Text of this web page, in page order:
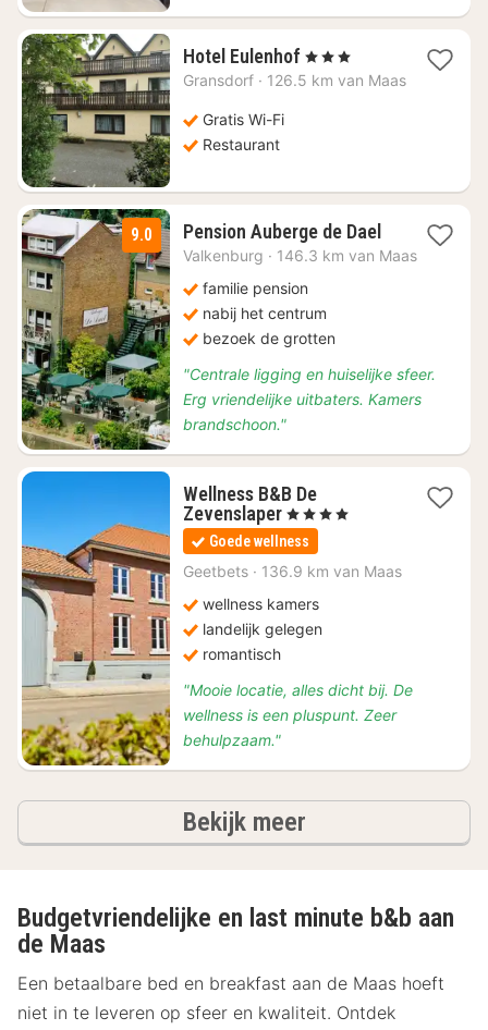
Hotel Eulenhof 1
nacht
, 3 Sterren
Gransdorf · 126.5 km van Maas
Gratis Wi-Fi
Restaurant
9.0 Pension Auberge de Dael1
nacht
Valkenburg · 146.3 km van Maas
familie pension
nabij het centrum
bezoek de grotten
"Centrale ligging en huiselijke sfeer.
Erg vriendelijke uitbaters. Kamers
brandschoon."
Wellness B&B De
Zevenslaper1
nacht
vanaf
€
, 4 Sterren
Goede wellness
Geetbets · 136.9 km van Maas
wellness kamers
landelijk gelegen
romantisch
"Mooie locatie, alles dicht bij. De
wellness is een pluspunt. Zeer
behulpzaam."
Bekijk meerhotels
Budgetvriendelijke en last minute b&b aan
de Maas
Een betaalbare bed en breakfast aan de Maas hoeft
niet in te leveren op sfeer en kwaliteit. Ontdek